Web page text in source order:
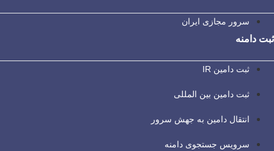
سرور مجازی ایران
ثبت دامنه
ثبت دامین IR
ثبت دامین بین المللی
انتقال دامین به جهش سرور
سرویس جستجوی دامنه